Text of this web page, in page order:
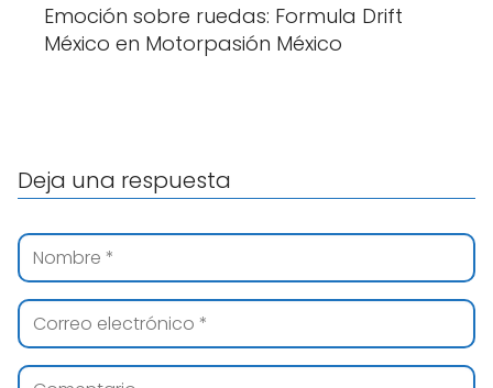
Emoción sobre ruedas: Formula Drift
México en Motorpasión México
Deja una respuesta